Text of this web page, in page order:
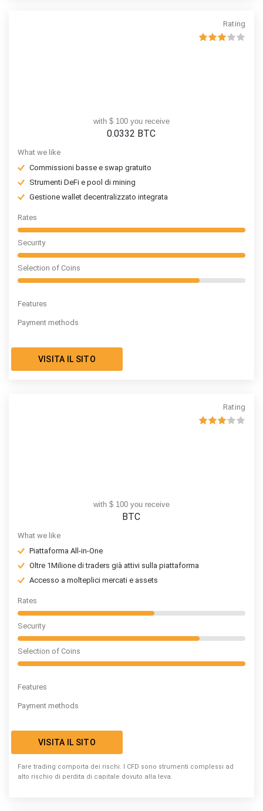
Rating
with $ 100 you receive
0.0332 BTC
What we like
Commissioni basse e swap gratuito
Strumenti DeFi e pool di mining
Gestione wallet decentralizzato integrata
Rates
Security
Selection of Coins
Features
Payment methods
VISITA IL SITO
Rating
with $ 100 you receive
BTC
What we like
Piattaforma All-in-One
Oltre 1Milione di traders già attivi sulla piattaforma
Accesso a molteplici mercati e assets
Rates
Security
Selection of Coins
Features
Payment methods
VISITA IL SITO
Fare trading comporta dei rischi. I CFD sono strumenti complessi ad
alto rischio di perdita di capitale dovuto alla leva.